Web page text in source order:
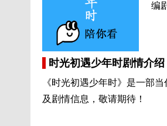
编
时光初遇少年时剧情介绍
《时光初遇少年时》是一部
及剧情信息，敬请期待！